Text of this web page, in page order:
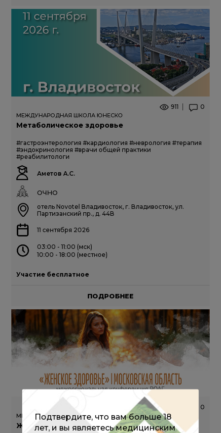
911 0
МЕЖДУНАРОДНАЯ ШКОЛА ЮНЕСКО
Метаболическое здоровье
#гастроэнтерология #кардиология #неврология #терапия
#эндокринология #врачи общей практики
#реабилитологи
Аметов А.С.
ОЧНО
отель Novotel Владивосток, г. Владивосток, ул.
Партизанский пр., д. 44В
11 сентября 2026
03:00 - 11:00 (мск)
10:00 - 18:00 (местное)
Участие бесплатное
ПОДРОБНЕЕ
0
МЕЖРЕГИОНАЛЬНАЯ КОНФЕРЕНЦИЯ РОАГ (ОЧНЫЙ ФОРМАТ)
Женское здоровье, Московская область
Подтвердите, что вам больше 18
лет, и вы являетесь медицинским